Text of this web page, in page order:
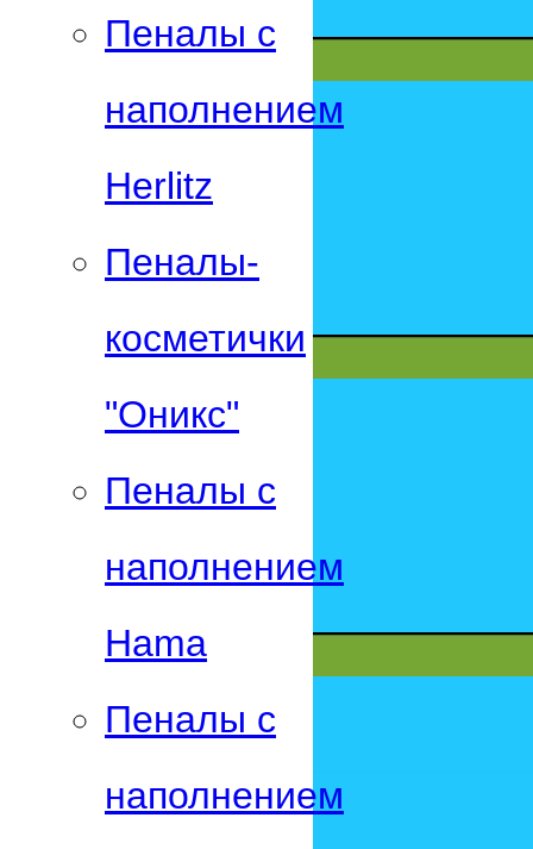
Пеналы с
наполнением
Herlitz
Пеналы-
косметички
"Оникс"
Пеналы с
наполнением
Hama
Пеналы с
наполнением